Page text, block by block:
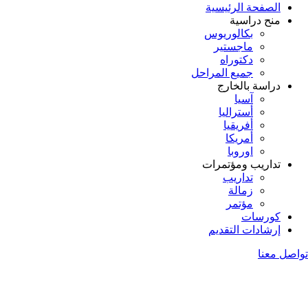
الصفحة الرئيسية
منح دراسية
بكالوريوس
ماجستير
دكتوراه
جميع المراحل
دراسة بالخارج
آسيا
أستراليا
أفريقيا
أمريكا
اوروبا
تداريب ومؤتمرات
تداريب
زمالة
مؤتمر
كورسات
إرشادات التقديم
تواصل معنا